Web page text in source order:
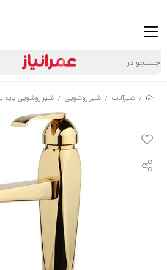
/ شیرآلات / شیر روشویی / شیر روشویی پایه